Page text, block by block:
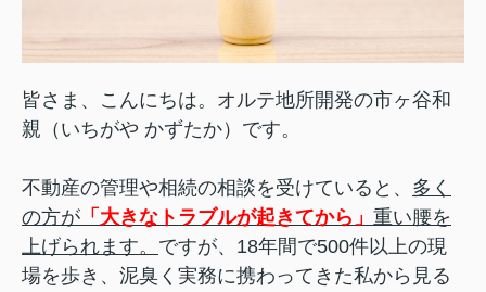
皆さま、こんにちは。オルテ地所開発の市ヶ谷和
親（いちがや かずたか）です。
不動産の管理や相続の相談を受けていると、 多く
の方が 「大きなトラブルが起きてから」 重い腰を
上げられます。 ですが、18年間で500件以上の現
場を歩き、泥臭く実務に携わってきた私から見る